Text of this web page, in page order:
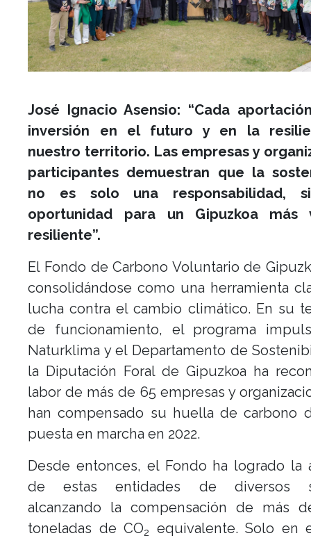
José Ignacio Asensio: “Cada
inversión en el futuro y en la
nuestro territorio. Las empresas y
participantes demuestran que la
no es solo una responsabilidad,
oportunidad para un Gipuzkoa más
resiliente”.
El Fondo de Carbono Voluntario de
consolidándose como una herramienta
lucha contra el cambio climático. En su
de funcionamiento, el programa
Naturklima y el Departamento de
la Diputación Foral de Gipuzkoa ha
labor de más de 65 empresas y
han compensado su huella de carbono
puesta en marcha en 2022.
Desde entonces, el Fondo ha logrado la
de estas entidades de diversos
alcanzando la compensación de más
toneladas de CO2
equivalente. Solo en